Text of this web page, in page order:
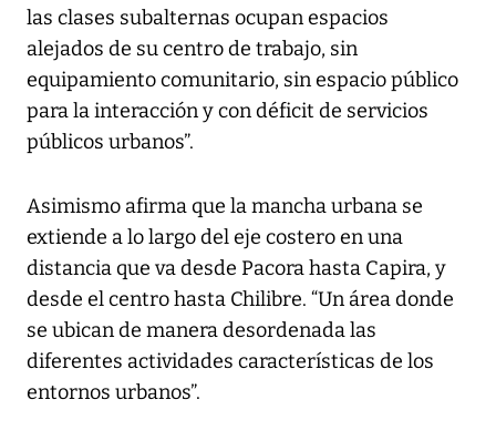
las clases subalternas ocupan espacios
alejados de su centro de trabajo, sin
equipamiento comunitario, sin espacio público
para la interacción y con déficit de servicios
públicos urbanos”.
Asimismo afirma que la mancha urbana se
extiende a lo largo del eje costero en una
distancia que va desde Pacora hasta Capira, y
desde el centro hasta Chilibre. “Un área donde
se ubican de manera desordenada las
diferentes actividades características de los
entornos urbanos”.